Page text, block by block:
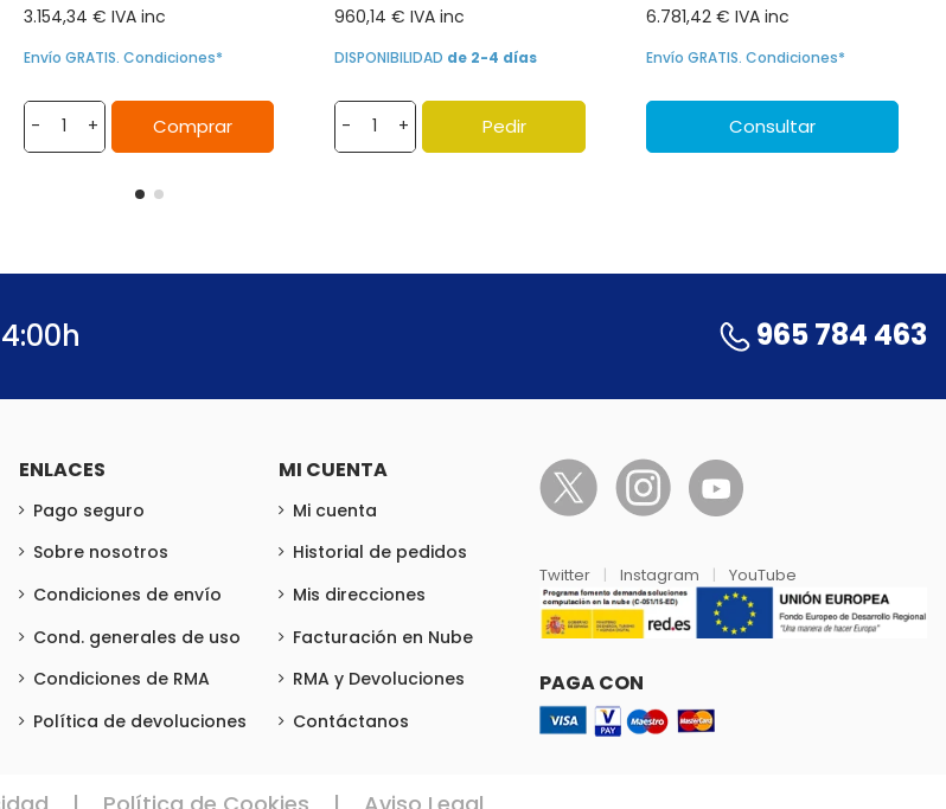
3.154,34 € IVA inc
Envío GRATIS. Condiciones*
- + Comprar
960,14 € IVA inc
DISPONIBILIDAD de 2-4 días
- + Pedir
6.781,42 € IVA inc
Envío GRATIS. Condiciones*
Consultar
965 784 463
ENLACES
Pago seguro
Sobre nosotros
Condiciones de envío
Cond. generales de uso
Condiciones de RMA
Política de devoluciones
MI CUENTA
Mi cuenta
Historial de pedidos
Mis direcciones
Facturación en Nube
RMA y Devoluciones
Contáctanos
Twitter | Instagram | YouTube
PAGA CON